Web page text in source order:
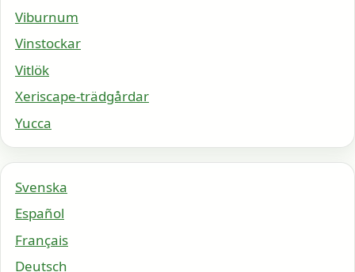
Viburnum
Vinstockar
Vitlök
Xeriscape-trädgårdar
Yucca
Svenska
Español
Français
Deutsch